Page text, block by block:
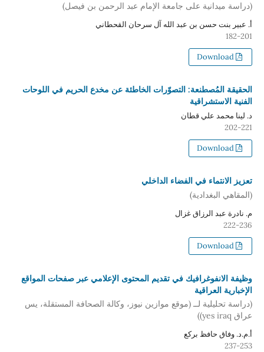
(دراسة ميدانية على جامعة الإمام عبد الرحمن بن فيصل)
أ. عبير بنت حسن بن عبد الله آل سرحان القحطاني
182-201
Download
الحقيقة المُصطنعة: التصوّرات الخاطئة عن مخدع الحريم في اللوحات
الفنية الاستشراقية
د. لينا محمد علي قطان
202-221
Download
تعزيز الانتماء في الفضاء الداخلي
(المقاهي البغدادية)
م. نادرة عبد الرزاق غزال
222-236
Download
وظيفة الانفوغرافيك في تقديم المحتوى الإعلامي عبر صفحات المواقع
الإخبارية العراقية
(دراسة تحليلية لــ (موقع موازين نيوز، وكالة الصحافة المستقلة، يس
عراق yes iraq))
أ.م.د. وفاق حافظ بركع
237-253